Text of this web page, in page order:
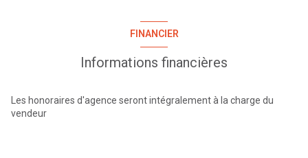
cuisine séparée (équipée)
Chauffage individuel : radiateur (fioul)
1 garage(s)
FINANCIER
Informations financières
Les honoraires d'agence seront intégralement à la charge du
vendeur